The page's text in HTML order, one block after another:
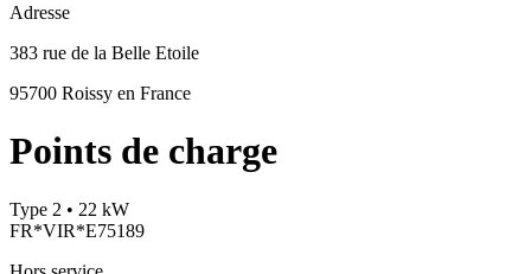
Adresse
383 rue de la Belle Etoile
95700 Roissy en France
Points de charge
Type 2 • 22 kW
FR*VIR*E75189